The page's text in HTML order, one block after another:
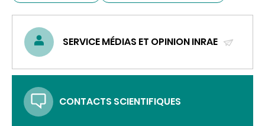
SERVICE MÉDIAS ET OPINION INRAE
UN
CONTACTS SCIENTIFIQUES